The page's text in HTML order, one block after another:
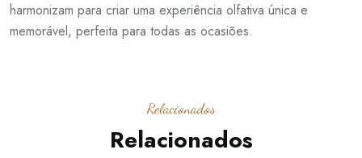
harmonizam para criar uma experiência olfativa única e
memorável, perfeita para todas as ocasiões.
Relacionados
Relacionados